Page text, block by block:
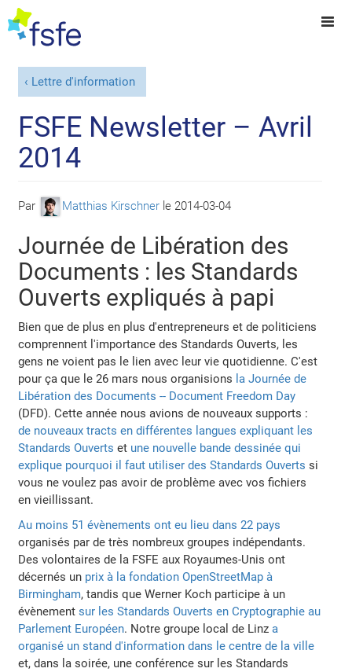
Lettre d'information
FSFE Newsletter – Avril
2014
Par Matthias Kirschner le 2014-03-04
Journée de Libération des
Documents : les Standards
Ouverts expliqués à papi
Bien que de plus en plus d'entrepreneurs et de politiciens
comprennent l'importance des Standards Ouverts, les
gens ne voient pas le lien avec leur vie quotidienne. C'est
pour ça que le 26 mars nous organisions la Journée de
Libération des Documents -- Document Freedom Day
(DFD). Cette année nous avions de nouveaux supports :
de nouveaux tracts en différentes langues expliquant les
Standards Ouverts et une nouvelle bande dessinée qui
explique pourquoi il faut utiliser des Standards Ouverts si
vous ne voulez pas avoir de problème avec vos fichiers
en vieillissant.
Au moins 51 évènements ont eu lieu dans 22 pays
organisés par de très nombreux groupes indépendants.
Des volontaires de la FSFE aux Royaumes-Unis ont
décernés un prix à la fondation OpenStreetMap à
Birmingham, tandis que Werner Koch participe à un
évènementsur les Standards Ouverts en Cryptographie au
Parlement Européen. Notre groupe local de Linza
organisé un stand d'information dans le centre de la ville
et, dans la soirée, une conférence sur les Standards